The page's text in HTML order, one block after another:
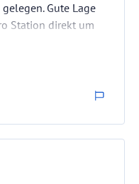
Gute Lage
Station direkt um